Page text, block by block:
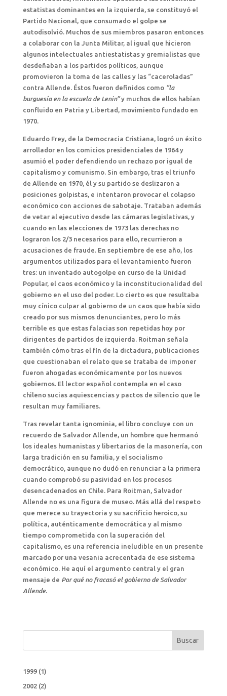
estatistas dominantes en la izquierda, se constituyó el
Partido Nacional, que consumado el golpe se
autodisolvió. Muchos de sus miembros pasaron entonces
a colaborar con la Junta Militar, al igual que hicieron
algunos intelectuales antiestatistas y gremialistas que
desdeñaban a los partidos políticos, aunque
promovieron la toma de las calles y las “caceroladas”
contra Allende. Éstos fueron definidos como “la
burguesía en la escuela de Lenin”y muchos de ellos habían
confluido en Patria y Libertad, movimiento fundado en
1970.
Eduardo Frey, de la Democracia Cristiana, logró un éxito
arrollador en los comicios presidenciales de 1964 y
asumió el poder defendiendo un rechazo por igual de
capitalismo y comunismo. Sin embargo, tras el triunfo
de Allende en 1970, él y su partido se deslizaron a
posiciones golpistas, e intentaron provocar el colapso
económico con acciones de sabotaje. Trataban además
de vetar al ejecutivo desde las cámaras legislativas, y
cuando en las elecciones de 1973 las derechas no
lograron los 2/3 necesarios para ello, recurrieron a
acusaciones de fraude. En septiembre de ese año, los
argumentos utilizados para el levantamiento fueron
tres: un inventado autogolpe en curso de la Unidad
Popular, el caos económico y la inconstitucionalidad del
gobierno en el uso del poder. Lo cierto es que resultaba
muy cínico culpar al gobierno de un caos que había sido
creado por sus mismos denunciantes, pero lo más
terrible es que estas falacias son repetidas hoy por
dirigentes de partidos de izquierda. Roitman señala
también cómo tras el fin de la dictadura, publicaciones
que cuestionaban el relato que se trataba de imponer
fueron ahogadas económicamente por los nuevos
gobiernos. El lector español contempla en el caso
chileno sucias aquiescencias y pactos de silencio que le
resultan muy familiares.
Tras revelar tanta ignominia, el libro concluye con un
recuerdo de Salvador Allende, un hombre que hermanó
los ideales humanistas y libertarios de la masonería, con
larga tradición en su familia, y el socialismo
democrático, aunque no dudó en renunciar a la primera
cuando comprobó su pasividad en los procesos
desencadenados en Chile. Para Roitman, Salvador
Allende no es una figura de museo. Más allá del respeto
que merece su trayectoria y su sacrificio heroico, su
política, auténticamente democrática y al mismo
tiempo comprometida con la superación del
capitalismo, es una referencia ineludible en un presente
marcado por una vesania acrecentada de ese sistema
económico. He aquí el argumento central y el gran
mensaje de Por qué no fracasó el gobierno de Salvador
Allende.
Buscar
1999(1)
2002(2)